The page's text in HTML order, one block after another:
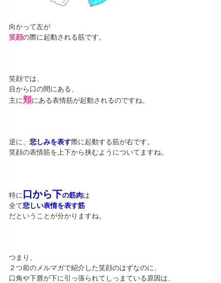
向かって左が
笑顔の際に起動される筋です。
笑顔では、
目から口の間にある、
主に頬にある表情筋が起動されるのですね。
逆に、 悲しみを表す際に起動する筋が右です。
笑顔の表情筋を上下から挟むようについてますね。
特に 口から下の筋肉は
全て悲しい表情を表す筋
だということが分かりますね。
つまり、
２つ前のメルマガで紹介した笑顔のはずなのに、
口角や下唇が下に引っ張られてしっまている原因は、